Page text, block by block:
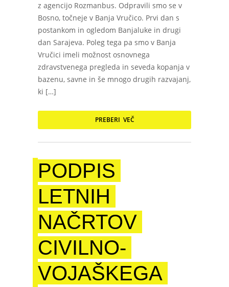
z agencijo Rozmanbus. Odpravili smo se v
Bosno, točneje v Banja Vručico. Prvi dan s
postankom in ogledom Banjaluke in drugi
dan Sarajeva. Poleg tega pa smo v Banja
Vručici imeli možnost osnovnega
zdravstvenega pregleda in seveda kopanja v
bazenu, savne in še mnogo drugih razvajanj,
ki […]
PREBERI VEČ
PODPIS
LETNIH
NAČRTOV
CIVILNO-
VOJAŠKEGA